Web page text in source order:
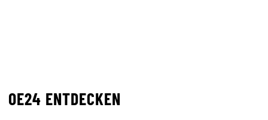
OE24 ENTDECKEN